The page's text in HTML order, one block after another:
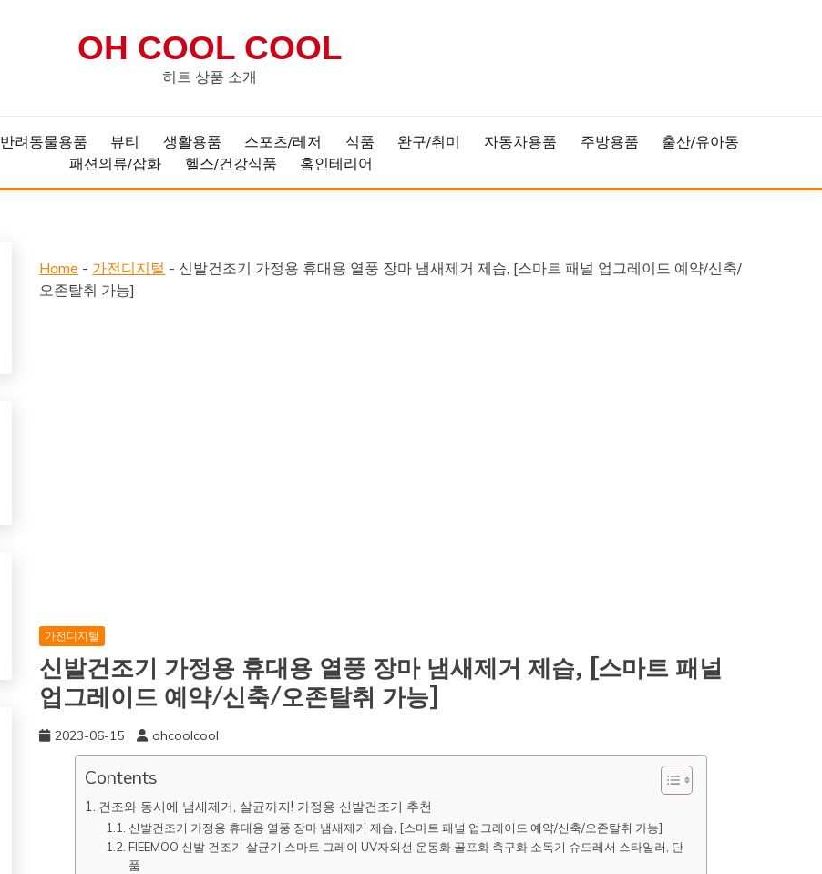
OH COOL COOL
히트 상품 소개
반려동물용품 뷰티 생활용품 스포츠/레저 식품 완구/취미 자동차용품 주방용품
출산/유아동
패션의류/잡화
헬스/건강식품 홈인테리어
Home - 가전디지털 - 신발건조기 가정용 휴대용 열풍 장마 냄새제거 제습, [스마트 패널 업그레이드 예약/신축/
오존탈취 가능]
가전디지털
신발건조기 가정용 휴대용 열풍 장마 냄새제거 제습, [스마트 패널
업그레이드 예약/신축/오존탈취 가능]
2023-06-15 ohcoolcool
Contents
건조와 동시에 냄새제거, 살균까지! 가정용 신발건조기 추천
신발건조기 가정용 휴대용 열풍 장마 냄새제거 제습, [스마트 패널 업그레이드 예약/신축/오존탈취 가능]
FIEEMOO 신발 건조기 살균기 스마트 그레이 UV자외선 운동화 골프화 축구화 소독기 슈드레서 스타일러, 단
품